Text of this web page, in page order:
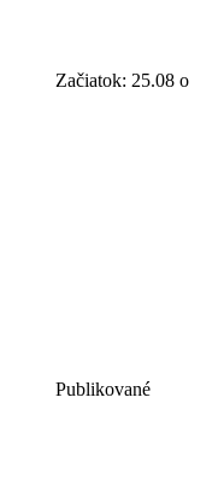
Začiatok: 25.08 o
Publikované